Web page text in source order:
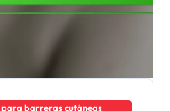
barreras cutáneas